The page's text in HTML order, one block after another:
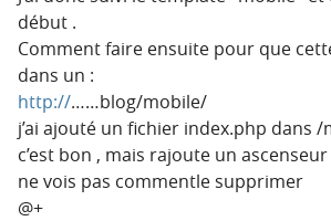
début .
Comment faire ensuite pour que
dans un :
http://……blog/mobile/
j’ai ajouté un fichier index.php dans /
c’est bon , mais rajoute un
ne vois pas commentle supprimer
@+